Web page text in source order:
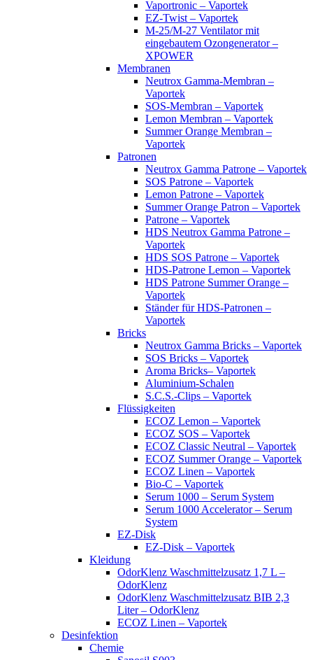
Vaportronic – Vaportek
EZ-Twist – Vaportek
M-25/M-27 Ventilator mit
eingebautem Ozongenerator –
XPOWER
Membranen
Neutrox Gamma-Membran –
Vaportek
SOS-Membran – Vaportek
Lemon Membran – Vaportek
Summer Orange Membran –
Vaportek
Patronen
Neutrox Gamma Patrone – Vaportek
SOS Patrone – Vaportek
Lemon Patrone – Vaportek
Summer Orange Patron – Vaportek
Patrone – Vaportek
HDS Neutrox Gamma Patrone –
Vaportek
HDS SOS Patrone – Vaportek
HDS-Patrone Lemon – Vaportek
HDS Patrone Summer Orange –
Vaportek
Ständer für HDS-Patronen –
Vaportek
Bricks
Neutrox Gamma Bricks – Vaportek
SOS Bricks – Vaportek
Aroma Bricks– Vaportek
Aluminium-Schalen
S.C.S.-Clips – Vaportek
Flüssigkeiten
ECOZ Lemon – Vaportek
ECOZ SOS – Vaportek
ECOZ Classic Neutral – Vaportek
ECOZ Summer Orange – Vaportek
ECOZ Linen – Vaportek
Bio-C – Vaportek
Serum 1000 – Serum System
Serum 1000 Accelerator – Serum
System
EZ-Disk
EZ-Disk – Vaportek
Kleidung
OdorKlenz Waschmittelzusatz 1,7 L –
OdorKlenz
OdorKlenz Waschmittelzusatz BIB 2,3
Liter – OdorKlenz
ECOZ Linen – Vaportek
Desinfektion
Chemie